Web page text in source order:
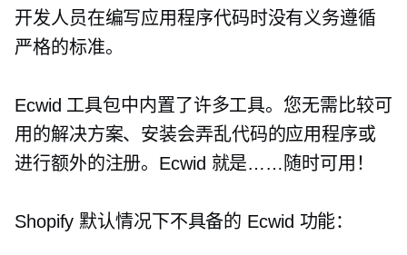
开发人员在编写应用程序代码时没有义务遵循
严格的标准。
Ecwid 工具包中内置了许多工具。您无需比较可
用的解决方案、安装会弄乱代码的应用程序或
进行额外的注册。Ecwid 就是……随时可用！
Shopify 默认情况下不具备的 Ecwid 功能：